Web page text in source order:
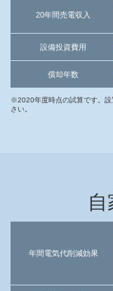
20年間売電収入
設備投資費用
償却年数
※2020年度時点の試算です。設
さい。
年間電気代削減効果